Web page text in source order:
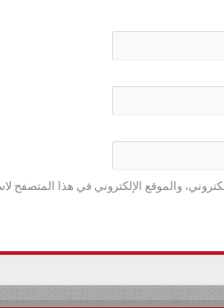
والموقع الإلكتروني في هذا المتصفح